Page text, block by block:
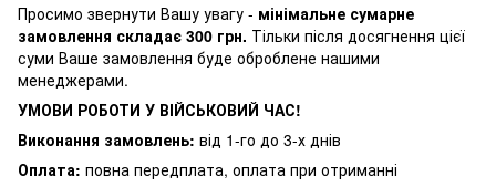
Просимо звернути Вашу увагу - мінімальне сумарне
замовлення складає 300 грн. Тільки після досягнення цієї
суми Ваше замовлення буде оброблене нашими
менеджерами.
УМОВИ РОБОТИ У ВІЙСЬКОВИЙ ЧАС!
Виконання замовлень: від 1-го до 3-х днів
Оплата: повна передплата, оплата при отриманні